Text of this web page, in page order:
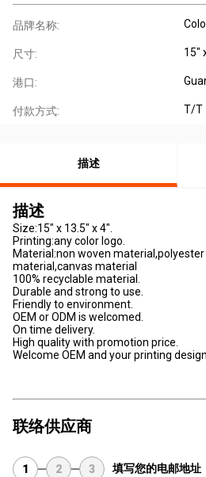
品牌名称:
尺寸: 15"
港口:
付款方式: T/T
描述
描述
Size:15" x 13.5" x 4".
Printing:any color logo.
Material:non woven
material,canvas material
100% recyclable material.
Durable and strong to use.
Friendly to environment.
OEM or ODM is welcomed.
On time delivery.
High quality with promotion price.
Welcome OEM and your printing design.
联络供应商
1 2 3 填写您的电邮地址